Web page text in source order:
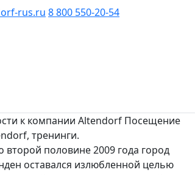
rus.ru 8 800 550-20-54
к компании Altendorf Посещение
тренинги.
второй половине 2009 года город
оставался излюбленной целью